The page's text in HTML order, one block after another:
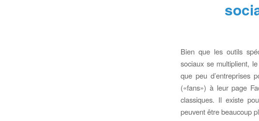
Bien que les outils
sociaux se multiplient,
que peu d’entreprises
(«fans») à leur page
classiques. Il existe
peuvent être beaucoup